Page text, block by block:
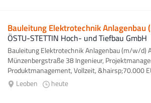
Bauleitung Elektrotechnik
ÖSTU-STETTIN Hoch- und Tiefbau GmbH
Bauleitung Elektrotechnik Anlagenbau (m/w/d)
Münzenbergstraße 38 Ingenieur,
Produktmanagement, Vollzeit, &hairsp;70.000
Leoben
heute